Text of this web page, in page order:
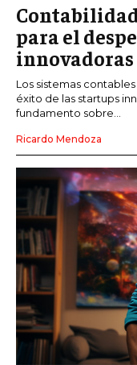
para el
innovadoras
Los sistemas
éxito de las startups
fundamento sobre...
Ricardo Mendoza